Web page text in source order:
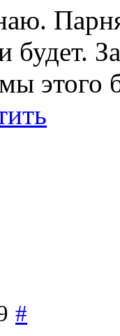
будет.
#